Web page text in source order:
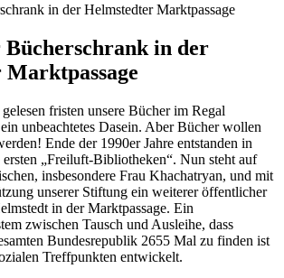
in der Helmstedter Marktpassage
in der
fristen unsere Bücher im Regal
unbeachtetes Dasein. Aber Bücher wollen
Ende der 1990er Jahre entstanden in
„Freiluft-Bibliotheken“. Nun steht auf
insbesondere Frau Khachatryan, und mit
unserer Stiftung ein weiterer öffentlicher
in der Marktpassage. Ein
zwischen Tausch und Ausleihe, dass
Bundesrepublik 2655 Mal zu finden ist
Treffpunkten entwickelt.